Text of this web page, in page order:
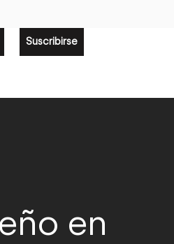
Suscribirse
en